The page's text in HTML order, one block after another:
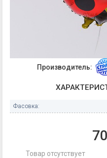
Производитель:
Фасовка:
Товар отсутствует